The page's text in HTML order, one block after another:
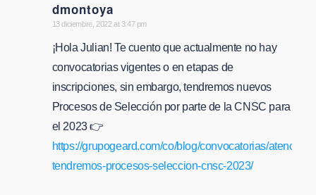
dmontoya
says:
13 diciembre, 2022 at 3:47 pm
¡Hola Julian! Te cuento que actualmente no hay
convocatorias vigentes o en etapas de
inscripciones, sin embargo, tendremos nuevos
Procesos de Selección por parte de la CNSC para
el 2023 👉
https://grupogeard.com/co/blog/convocatorias/atencion-
tendremos-procesos-seleccion-cnsc-2023/